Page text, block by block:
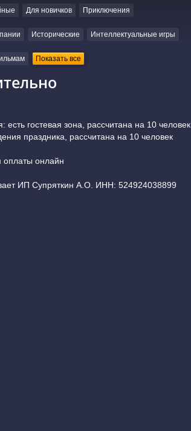
Для новичков Приключения
Исторические Интеллектуальные игры
Показать все
гостевая зона, рассчитана на 10 человек,
праздника, рассчитана на 10 человек
оплаты онлайн
ИП Супряткин А.О. ИНН: 524924038899